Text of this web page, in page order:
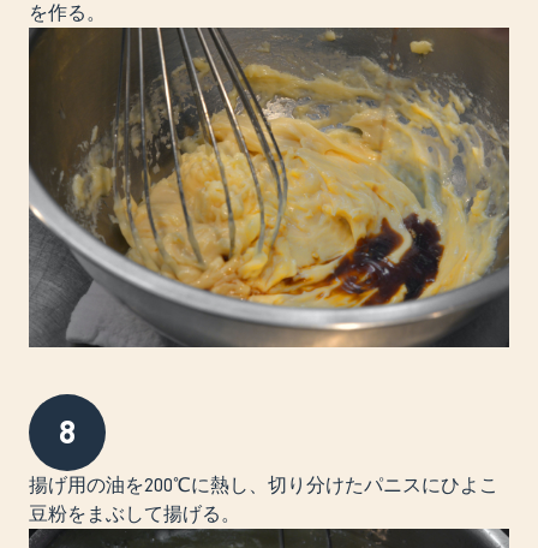
を作る。
8
揚げ用の油を200℃に熱し、切り分けたパニスにひよこ
豆粉をまぶして揚げる。